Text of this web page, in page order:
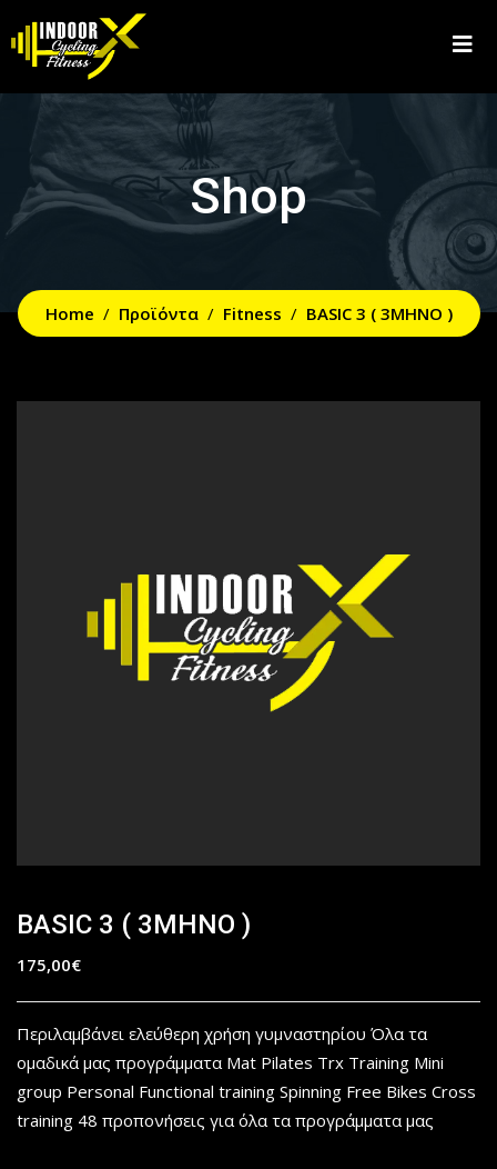
Shop
Home Προϊόντα Fitness BASIC 3 ( 3MHNO )
BASIC 3 ( 3MHNO )
175,00€
Περιλαμβάνει ελεύθερη χρήση γυμναστηρίου Όλα τα
ομαδικά μας προγράμματα Mat Pilates Trx Training Mini
group Personal Functional training Spinning Free Bikes Cross
training 48 προπονήσεις για όλα τα προγράμματα μας